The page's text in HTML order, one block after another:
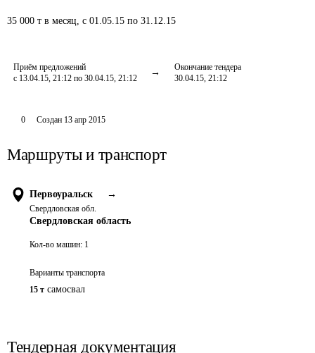
35 000 т в месяц, с 01.05.15 по 31.12.15
Приём предложений
с 13.04.15, 21:12 по 30.04.15, 21:12
Окончание тендера
30.04.15, 21:12
0 Создан 13 апр 2015
Маршруты и транспорт
Первоуральск →
Свердловская обл.
Свердловская область
Кол-во машин: 1
Варианты транспорта
15 т самосвал
Тендерная документация